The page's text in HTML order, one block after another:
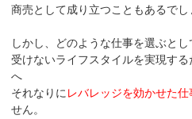
商売として成り立つこともあるでし
しかし、どのような仕事を選ぶと
受けないライフスタイルを実現す
へ
それなりに レバレッジを効かせた仕
せん。